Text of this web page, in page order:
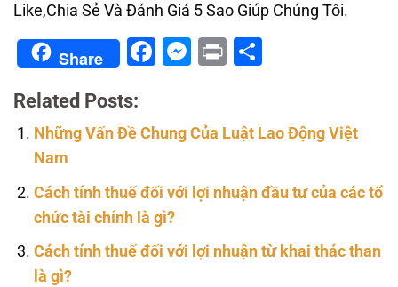
Like,Chia Sẻ Và Đánh Giá 5 Sao Giúp Chúng Tôi.
Share Facebook
Messenger
Print
Related Posts:
Những Vấn Đề Chung Của Luật Lao Động Việt
Nam
Cách tính thuế đối với lợi nhuận đầu tư của các tổ
chức tài chính là gì?
Cách tính thuế đối với lợi nhuận từ khai thác than
là gì?